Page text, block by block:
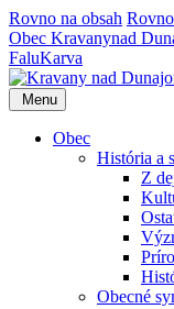
Rovno na obsah
Obec Kravanynad
FaluKarva
Menu
Obec
História a
Z
Obecné